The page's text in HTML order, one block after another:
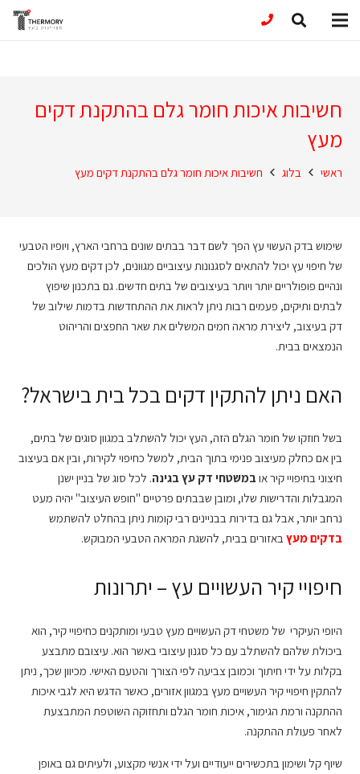
חשיבות איכות חומר גלם בהתקנת דקים
מעץ
ראשי בלוג חשיבות איכות חומר גלם בהתקנת דקים מעץ
שימוש בדק העשוי עץ הפך לשם דבר בבתים שונים ברחבי הארץ, ויופיו הטבעי
של חיפוי עץ יכול להתאים לסגנונות עיצוביים מגוונים, לכן דקים מעץ הולכים
ונהיים פופולריים יותר ויותר בעיצובים של בתים חדשים. גם בתכנון שיפוץ
לבתים ותיקים, פעמים רבות ניתן לראות את ההתחדשות בדמות שילוב של
דק בעיצוב, ליצירת מראה חמים המשלים את שאר החפצים והריהוט
הנמצאים בבית.
האם ניתן להתקין דקים בכל בית בישראל?
בשל חוזקו של חומר הגלם הזה, העץ יכול להשתלב במגוון סוגים של בתים,
בין אם כחלק מעיצוב פנימי בתוך הבית, למשל כחיפוי לקירות, ובין אם בעיצוב
חיצוני בחיפויי קיר אובמשטחי דק עץ בגינה. לכל סוג של בניין ישנן
המגבלות והדרישות שלו, ומובן שבבתים פרטיים "חופש העיצוב" יהיה מעט
נרחב יותר, אבל גם בדירות בבניינים רבי קומות ניתן בהחלט להשתמש
בדקים מעץ באזורים בבית, להשגת המראה הטבעי המבוקש.
חיפויי קיר העשויים עץ – יתרונות
היופי העיקרי של משטחי דק העשויים מעץ טבעי ומותקנים כחיפויי קיר, הוא
ביכולת שלהם להשתלב עם כל סגנון עיצובי באשר הוא. עיצובם מתבצע
בקלות על ידי חיתוך וכמובן צביעה לפי הצורך והטעם האישי. מכיוון שכך, ניתן
להתקין חיפויי קיר העשויים מעץ במגוון אזורים, כאשר הדגש היא לגבי איכות
ההתקנה ורמת הגימור, איכות חומר הגלם ותחזוקה השוטפת המתבצעת
לאחר פעולת ההתקנה.
שיוף קל ושימון בתכשירים ייעודיים ועל ידי אנשי מקצוע, ולעיתים גם באופן